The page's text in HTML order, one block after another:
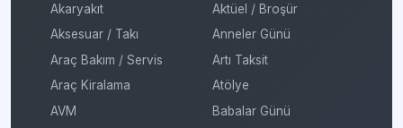
Akaryakıt
Aksesuar / Takı
Araç Bakım / Servis
Araç Kiralama
AVM
Aktüel / Broşür
Anneler Günü
Artı Taksit
Atölye
Babalar Günü